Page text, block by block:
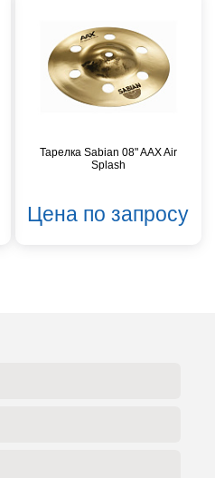
Тарелка Sabian 08" AAX Air
Splash
Цена по запросу